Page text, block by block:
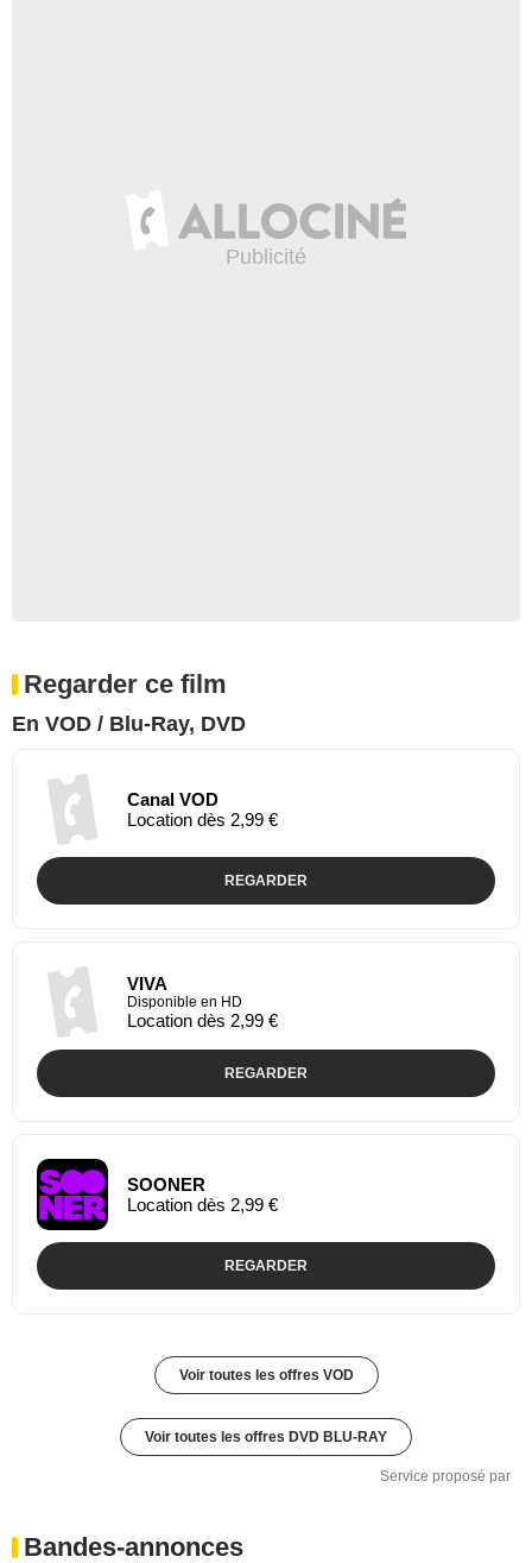
Regarder ce film
En VOD / Blu-Ray, DVD
Canal VOD
Location dès 2,99 €
REGARDER
VIVA
Disponible en HD
Location dès 2,99 €
REGARDER
SOONER
Location dès 2,99 €
REGARDER
Voir toutes les offres VOD
Voir toutes les offres DVD BLU-RAY
Service proposé par
Bandes-annonces